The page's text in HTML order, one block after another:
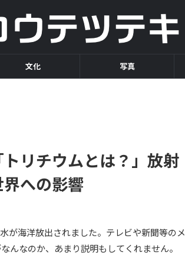
文化 写真
トリチウムとは？」放射
への影響
が海洋放出されました。テレビや新聞等のメ
んなのか、あまり説明もしてくれません。